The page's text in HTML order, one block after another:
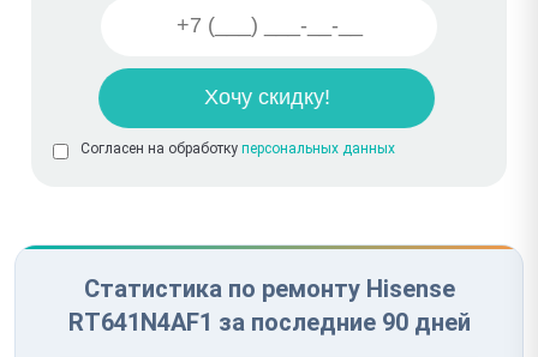
Согласен на обработку персональных данных
Статистика по ремонту Hisense
RT641N4AF1 за последние 90 дней